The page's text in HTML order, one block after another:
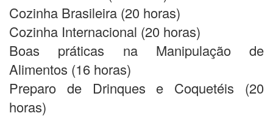
Cozinha Brasileira (20 horas)
Cozinha Internacional (20 horas)
Boas práticas na Manipulação de
Alimentos (16 horas)
Preparo de Drinques e Coquetéis (20
horas)